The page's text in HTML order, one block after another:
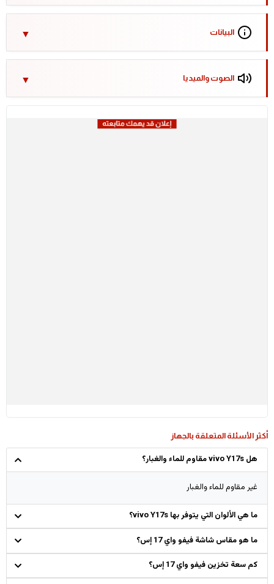
البيانات
الصوت والميديا
أكثر الأسئلة المتعلقة بالجهاز
هل vivo Y17s مقاوم للماء والغبار؟
غير مقاوم للماء والغبار
ما هي الألوان التي يتوفر بها vivo Y17s؟
ما هو مقاس شاشة فيفو واي 17 إس؟
كم سعة تخزين فيفو واي 17 إس؟